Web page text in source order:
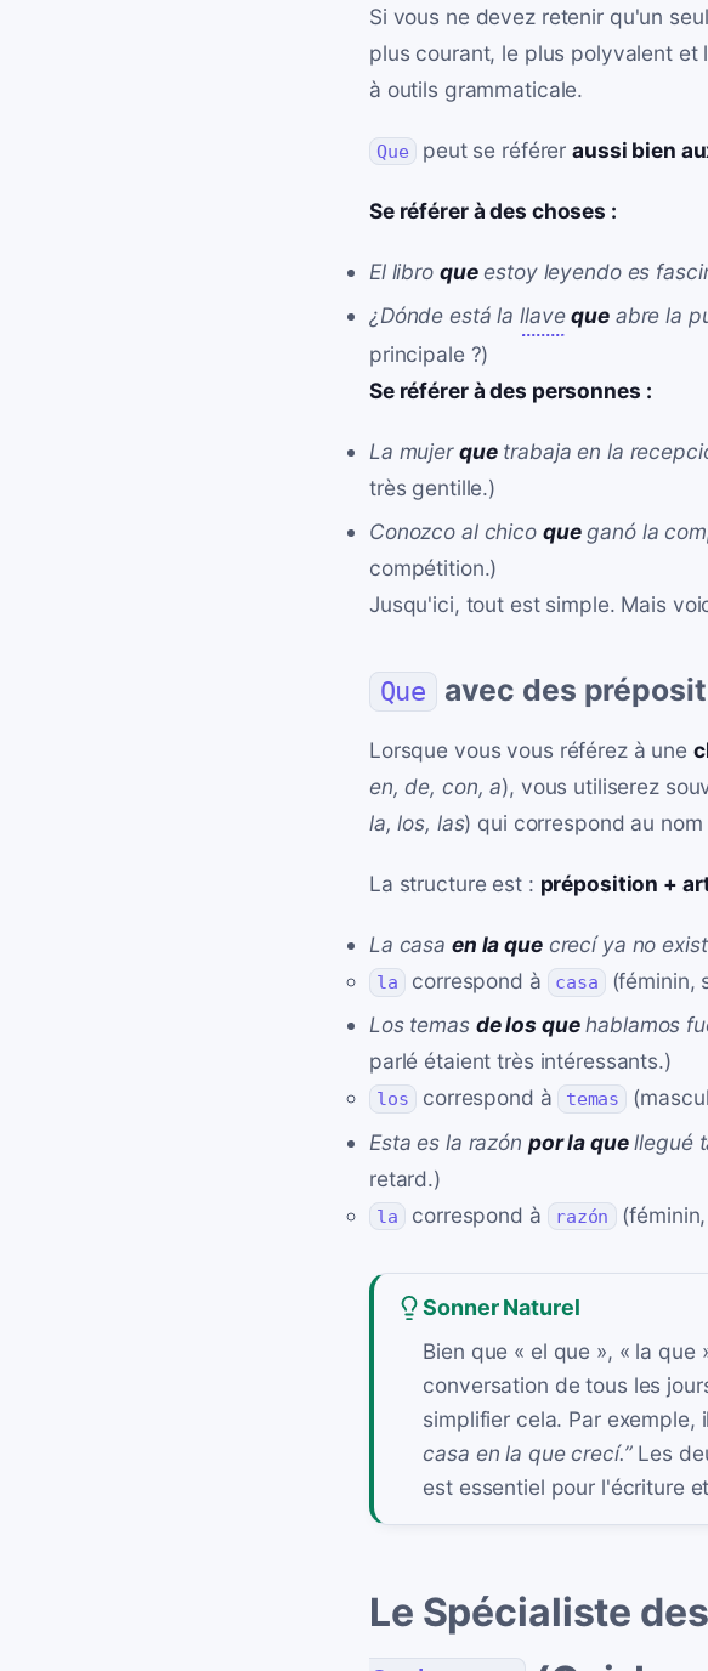
Si vous ne devez retenir qu'un
plus courant, le plus polyvalent
à outils grammaticale.
Que peut se référeraussi bien
Se référer à des choses :
El libro queestoy leyendo es
¿Dónde está lallave queabre la
principale ?)
Se référer à des personnes :
La mujerquetrabaja en la
très gentille.)
Conozco al chico queganó la
compétition.)
Jusqu'ici, tout est simple. Mais
Que avec des
Lorsque vous vous référez à une
en, de, con, a), vous utiliserez
la, los, las) qui correspond au
La structure est : préposition +
La casa en la quecrecí ya no
la correspond à casa (féminin,
Los temas de los quehablamos
parlé étaient très intéressants.)
los correspond à temas
Esta es la razón por la quellegué
retard.)
la correspond à razón
Sonner Naturel
Bien que « el que », « la
conversation de tous les
simplifier cela. Par exemple,
casa en la que crecí.”Les
est essentiel pour l'écriture
Le Spécialiste